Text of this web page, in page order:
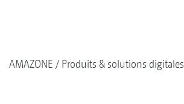
AMAZONE Produits & solutions digitales